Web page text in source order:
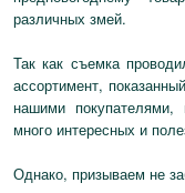
различных змей.
Так как съемка
ассортимент,
нашими
много интересных и
Однако, призываем не